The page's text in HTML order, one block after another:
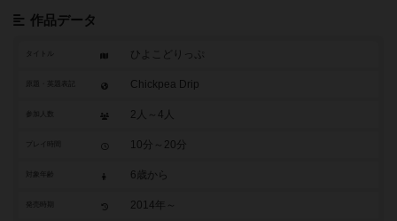
作品データ
タイトル ひよこどりっぷ
Chickpea Drip
参加人数 2人～4人
10分～20分
6歳から
2014年～